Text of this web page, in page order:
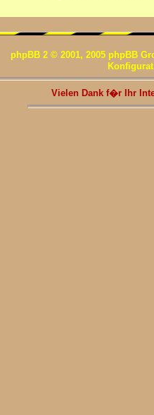
phpBB 2 © 2001, 2005 phpBB
Vielen Dank f�r Ihr